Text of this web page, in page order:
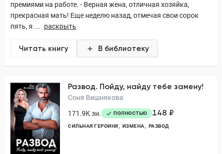
премиями на работе. - Верная жена, отличная хозяйка,
прекрасная мать! Еще неделю назад, отмечая свои сорок
пять, я ...
раскрыть
Читать книгу В библиотеку
Развод. Пойду, найду тебе замену!
Соня Вишнякова
171.9K зн.
ПОЛНОСТЬЮ 148 ₽
СИЛЬНАЯ ГЕРОИНЯ ИЗМЕНА РАЗВОД